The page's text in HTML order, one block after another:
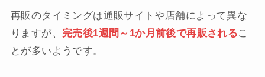
再販のタイミングは通販サイトや店舗によって異な
りますが、 完売後1週間～1か月前後で再販されるこ
とが多いようです。